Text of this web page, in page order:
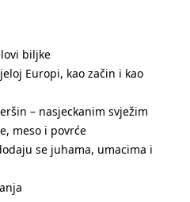
biljke
Europi, kao začin i kao
– nasjeckanim svježim
meso i povrće
se juhama, umacima i